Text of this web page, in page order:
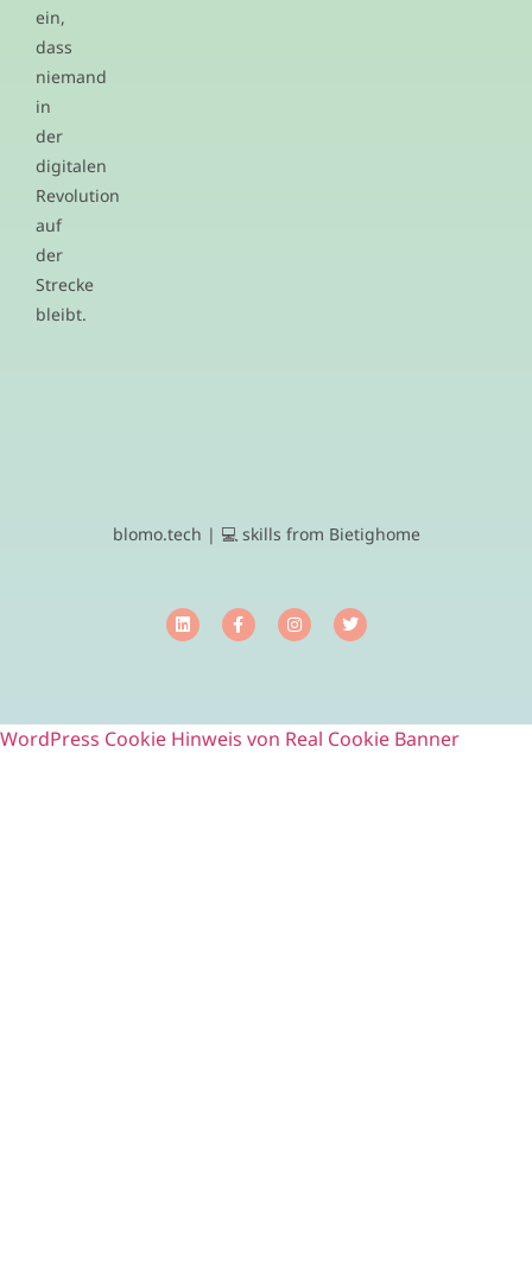
ein,
dass
niemand
in
der
digitalen
Revolution
auf
der
Strecke
bleibt.
blomo.tech | 💻 skills from Bietighome
WordPress Cookie Hinweis von Real Cookie Banner